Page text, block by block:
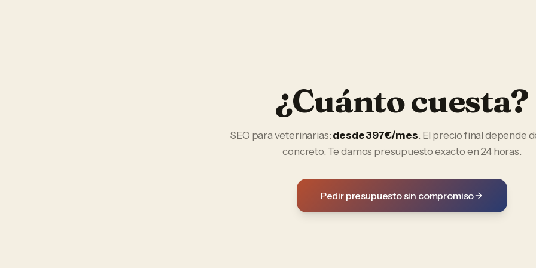
¿Cuánto cuesta?
SEO paraveterinarias: desde 397€/mes. El precio final depende
concreto. Te damos presupuesto exacto en 24 horas.
Pedir presupuesto sin compromiso